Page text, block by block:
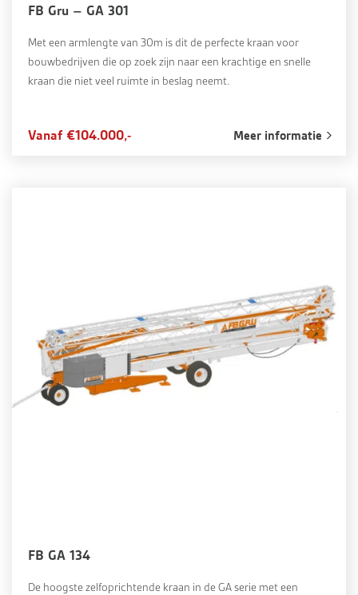
FB Gru – GA 301
Met een armlengte van 30m is dit de perfecte kraan voor
bouwbedrijven die op zoek zijn naar een krachtige en snelle
kraan die niet veel ruimte in beslag neemt.
Vanaf €104.000,- Meer informatie
FB GA 134
De hoogste zelfoprichtende kraan in de GA serie met een